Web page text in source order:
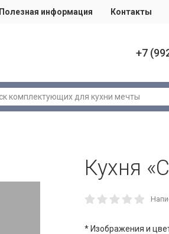
Полезная информация Контакты
+7
Кухня
* Изображения и